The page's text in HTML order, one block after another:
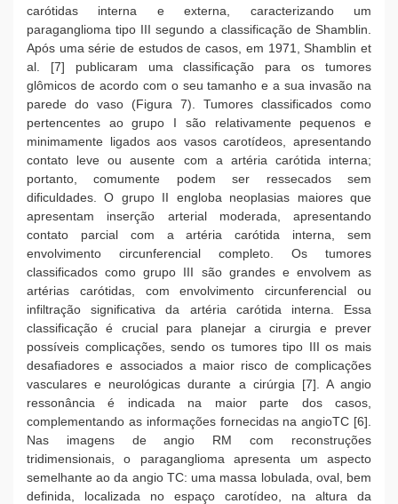
carótidas interna e externa, caracterizando um
paraganglioma tipo III segundo a classificação de Shamblin.
Após uma série de estudos de casos, em 1971, Shamblin et
al. [7] publicaram uma classificação para os tumores
glômicos de acordo com o seu tamanho e a sua invasão na
parede do vaso (Figura 7). Tumores classificados como
pertencentes ao grupo I são relativamente pequenos e
minimamente ligados aos vasos carotídeos, apresentando
contato leve ou ausente com a artéria carótida interna;
portanto, comumente podem ser ressecados sem
dificuldades. O grupo II engloba neoplasias maiores que
apresentam inserção arterial moderada, apresentando
contato parcial com a artéria carótida interna, sem
envolvimento circunferencial completo. Os tumores
classificados como grupo III são grandes e envolvem as
artérias carótidas, com envolvimento circunferencial ou
infiltração significativa da artéria carótida interna. Essa
classificação é crucial para planejar a cirurgia e prever
possíveis complicações, sendo os tumores tipo III os mais
desafiadores e associados a maior risco de complicações
vasculares e neurológicas durante a cirúrgia [7]. A angio
ressonância é indicada na maior parte dos casos,
complementando as informações fornecidas na angioTC [6].
Nas imagens de angio RM com reconstruções
tridimensionais, o paraganglioma apresenta um aspecto
semelhante ao da angio TC: uma massa lobulada, oval, bem
definida, localizada no espaço carotídeo, na altura da